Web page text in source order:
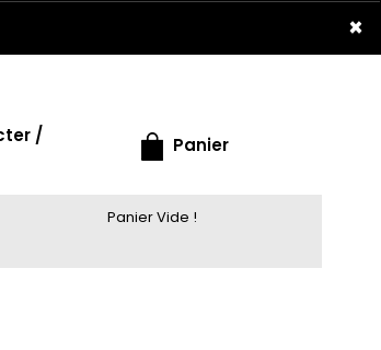
×
/
Panier
Panier Vide !